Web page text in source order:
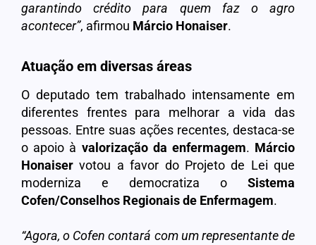
garantindo crédito para quem faz o agro
acontecer”, afirmou Márcio Honaiser.
Atuação em diversas áreas
O deputado tem trabalhado intensamente em
diferentes frentes para melhorar a vida das
pessoas. Entre suas ações recentes, destaca-se
o apoio à valorização da enfermagem. Márcio
Honaiser votou a favor do Projeto de Lei que
moderniza e democratiza o Sistema
Cofen/Conselhos Regionais de Enfermagem.
“Agora, o Cofen contará com um representante de